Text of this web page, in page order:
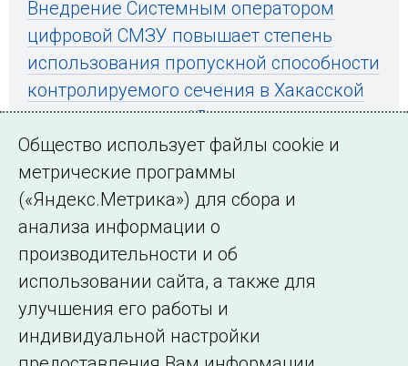
Внедрение Системным оператором
цифровой СМЗУ повышает степень
использования пропускной способности
контролируемого сечения в Хакасской
энергосистеме на 15 процентов
← Все публикации
Подписаться на новости
©2005–2026 АО «СО ЕЭС»
Филиалы и
Общество использует файлы cookie и
метрические программы
(«Яндекс.Метрика») для сбора и
анализа информации о
производительности и об
использовании сайта, а также для
улучшения его работы и
индивидуальной настройки